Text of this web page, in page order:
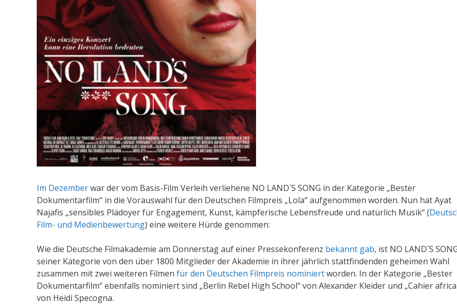
Im Dezemberwar der vom Basis-Film Verleih verliehene NO LAND´S SONG in der Kategorie „Bester
Dokumentarfilm“ in die Vorauswahl für den Deutschen Filmpreis „Lola“ aufgenommen worden. Nun hat Ayat
Najafis „sensibles Plädoyer für Engagement, Kunst, kämpferische Lebensfreude und natürlich Musik“ (
Film- und Medienbewertung) eine weitere Hürde genommen:
Wie die Deutsche Filmakademie am Donnerstag auf einer Pressekonferenz bekannt gab, ist NO LAND´S
seiner Kategorie von den über 1800 Mitglieder der Akademie in ihrer jährlich stattfindenden geheimen Wahl
zusammen mit zwei weiteren Filmen für den Deutschen Filmpreis nominiertworden. In der Kategorie „Bester
Dokumentarfilm“ ebenfalls nominiert sind „Berlin Rebel High School“ von Alexander Kleider und „Cahier
von Heidi Specogna.